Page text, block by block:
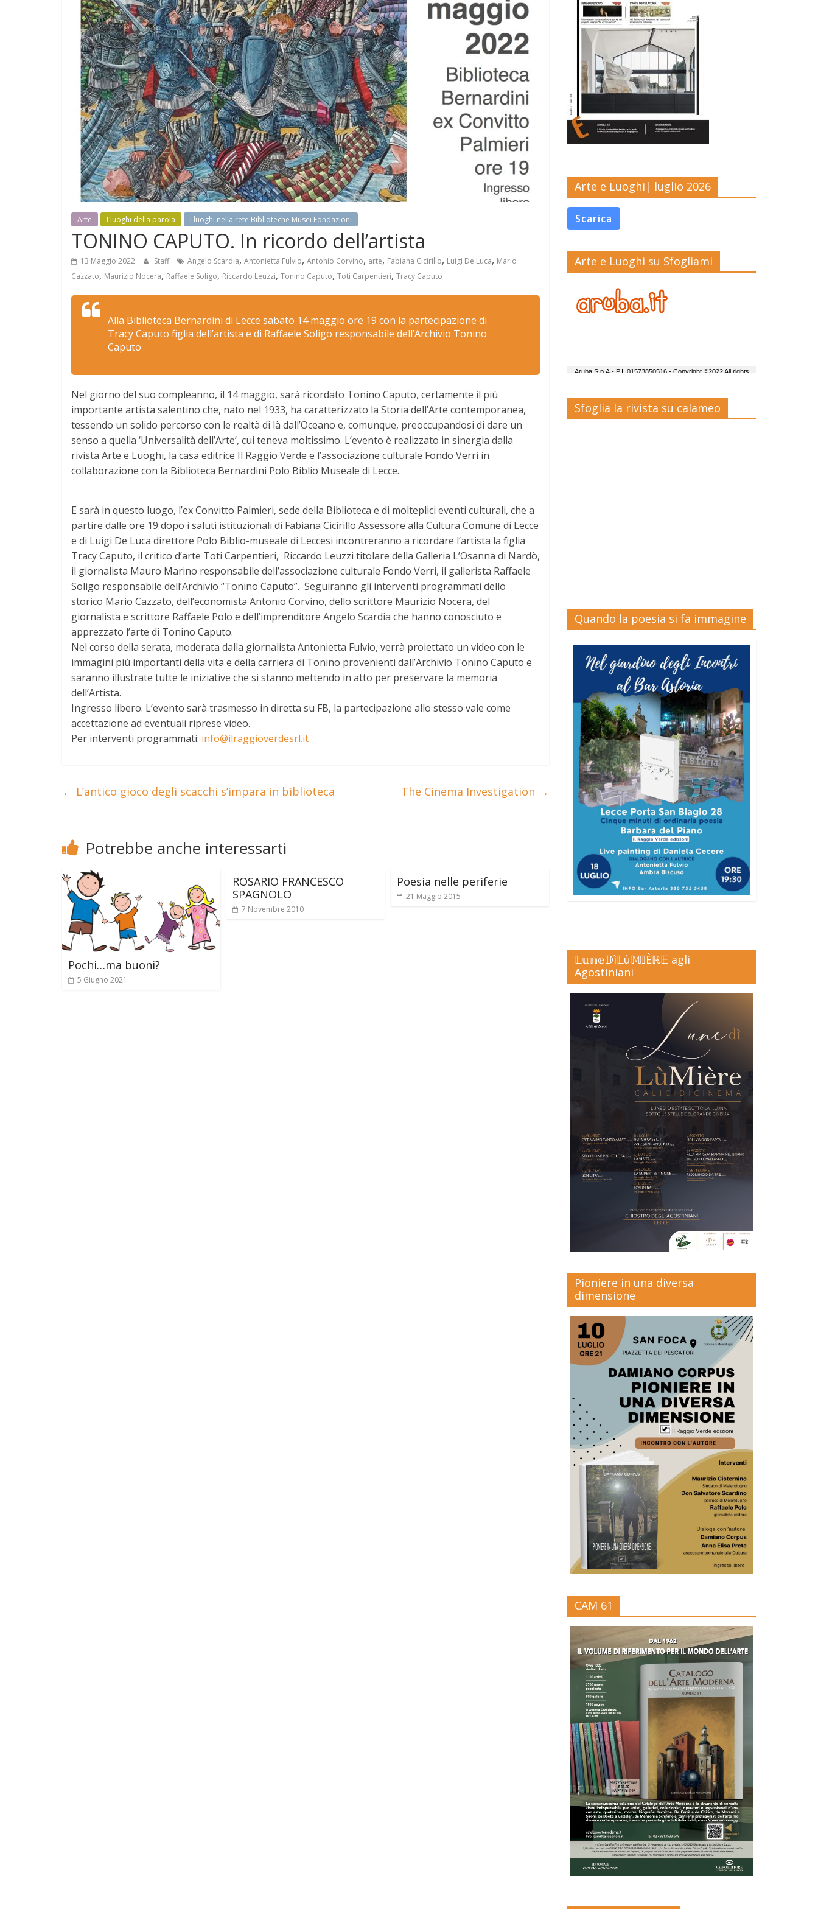
Arte I luoghi della parola I luoghi nella rete Biblioteche Musei Fondazioni
TONINO CAPUTO. In ricordo dell’artista
13 Maggio 2022 Staff Angelo Scardia, Antonietta Fulvio, Antonio Corvino, arte, Fabiana Cicirillo, Luigi De Luca, Mario
Cazzato, Maurizio Nocera, Raffaele Soligo, Riccardo Leuzzi, Tonino Caputo, Toti Carpentieri, Tracy Caputo
Alla Biblioteca Bernardini di Lecce sabato 14 maggio ore 19 con la partecipazione di
Tracy Caputo figlia dell’artista e di Raffaele Soligo responsabile dell’Archivio Tonino
Caputo
Nel giorno del suo compleanno, il 14 maggio, sarà ricordato Tonino Caputo, certamente il più
importante artista salentino che, nato nel 1933, ha caratterizzato la Storia dell’Arte contemporanea,
tessendo un solido percorso con le realtà di là dall’Oceano e, comunque, preoccupandosi di dare un
senso a quella ‘Universalità dell’Arte’, cui teneva moltissimo. L’evento è realizzato in sinergia dalla
rivista Arte e Luoghi, la casa editrice Il Raggio Verde e l’associazione culturale Fondo Verri in
collaborazione con la Biblioteca Bernardini Polo Biblio Museale di Lecce.
E sarà in questo luogo, l’ex Convitto Palmieri, sede della Biblioteca e di molteplici eventi culturali, che a
partire dalle ore 19 dopo i saluti istituzionali di Fabiana Cicirillo Assessore alla Cultura Comune di Lecce
e di Luigi De Luca direttore Polo Biblio-museale di Leccesi incontreranno a ricordare l’artista la figlia
Tracy Caputo, il critico d’arte Toti Carpentieri, Riccardo Leuzzi titolare della Galleria L’Osanna di Nardò,
il giornalista Mauro Marino responsabile dell’associazione culturale Fondo Verri, il gallerista Raffaele
Soligo responsabile dell’Archivio “Tonino Caputo”. Seguiranno gli interventi programmati dello
storico Mario Cazzato, dell’economista Antonio Corvino, dello scrittore Maurizio Nocera, del
giornalista e scrittore Raffaele Polo e dell’imprenditore Angelo Scardia che hanno conosciuto e
apprezzato l’arte di Tonino Caputo.
Nel corso della serata, moderata dalla giornalista Antonietta Fulvio, verrà proiettato un video con le
immagini più importanti della vita e della carriera di Tonino provenienti dall’Archivio Tonino Caputo e
saranno illustrate tutte le iniziative che si stanno mettendo in atto per preservare la memoria
dell’Artista.
Ingresso libero. L’evento sarà trasmesso in diretta su FB, la partecipazione allo stesso vale come
accettazione ad eventuali riprese video.
Per interventi programmati: info@ilraggioverdesrl.it
← L’antico gioco degli scacchi s’impara in biblioteca The Cinema Investigation →
Potrebbe anche interessarti
Pochi…ma buoni?
5 Giugno 2021
ROSARIO FRANCESCO
SPAGNOLO
7 Novembre 2010
Poesia nelle periferie
21 Maggio 2015
Arte e Luoghi| luglio 2026
Scarica
Arte e Luoghi su Sfogliami
Sfoglia la rivista su calameo
Quando la poesia si fa immagine
𝕃𝕦𝕟𝕖𝔻ì𝕃ù𝕄𝕀Èℝ𝔼 agli
Agostiniani
Pioniere in una diversa
dimensione
CAM 61